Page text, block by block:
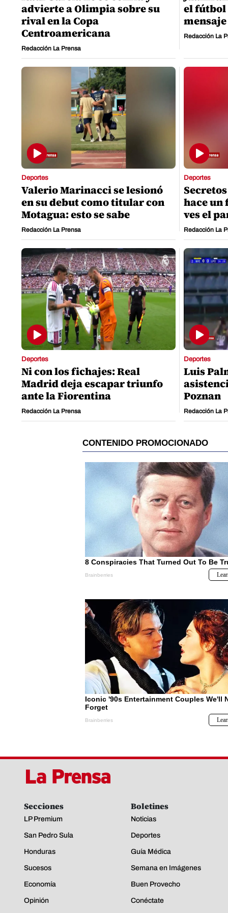
advierte a Olimpia sobre su
rival en la Copa
Centroamericana
Redacción La Prensa
el fútbol
Redacción La
Deportes
Valerio Marinacci se lesionó
en su debut como titular con
Motagua: esto se sabe
Redacción La Prensa
Deportes
hace
ves el
Redacción La
Deportes
Ni con los fichajes: Real
Madrid deja escapar triunfo
ante la Fiorentina
Redacción La Prensa
Deportes
Luis
Poznan
Redacción La
Secciones
LP Premium
San Pedro Sula
Honduras
Sucesos
Economía
Opinión
Boletines
Noticias
Deportes
Guía Médica
Semana en Imágenes
Buen Provecho
Conéctate